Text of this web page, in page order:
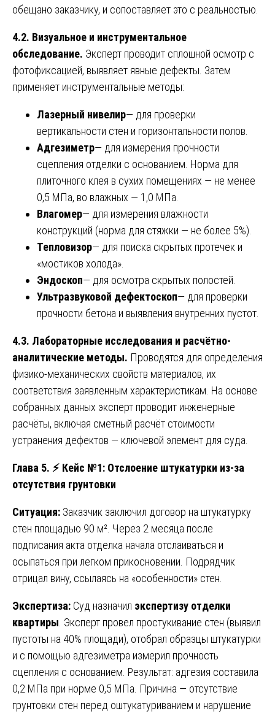
обещано заказчику, и сопоставляет это с реальностью.
4.2. Визуальное и инструментальное
обследование. Эксперт проводит сплошной осмотр с
фотофиксацией, выявляет явные дефекты. Затем
применяет инструментальные методы:
Лазерный нивелир— для проверки
вертикальности стен и горизонтальности полов.
Адгезиметр— для измерения прочности
сцепления отделки с основанием. Норма для
плиточного клея в сухих помещениях — не менее
0,5 МПа, во влажных — 1,0 МПа.
Влагомер— для измерения влажности
конструкций (норма для стяжки — не более 5%).
Тепловизор— для поиска скрытых протечек и
«мостиков холода».
Эндоскоп— для осмотра скрытых полостей.
Ультразвуковой дефектоскоп— для проверки
прочности бетона и выявления внутренних пустот.
4.3. Лабораторные исследования и расчётно-
аналитические методы. Проводятся для определения
физико-механических свойств материалов, их
соответствия заявленным характеристикам. На основе
собранных данных эксперт проводит инженерные
расчёты, включая сметный расчёт стоимости
устранения дефектов — ключевой элемент для суда.
Глава 5. ⚡ Кейс №1: Отслоение штукатурки из-за
отсутствия грунтовки
Ситуация: Заказчик заключил договор на штукатурку
стен площадью 90 м². Через 2 месяца после
подписания акта отделка начала отслаиваться и
осыпаться при легком прикосновении. Подрядчик
отрицал вину, ссылаясь на «особенности» стен.
Экспертиза: Суд назначил экспертизу отделки
квартиры . Эксперт провел простукивание стен (выявил
пустоты на 40% площади), отобрал образцы штукатурки
и с помощью адгезиметра измерил прочность
сцепления с основанием. Результат: адгезия составила
0,2 МПа при норме 0,5 МПа. Причина — отсутствие
грунтовки стен перед оштукатуриванием и нарушение